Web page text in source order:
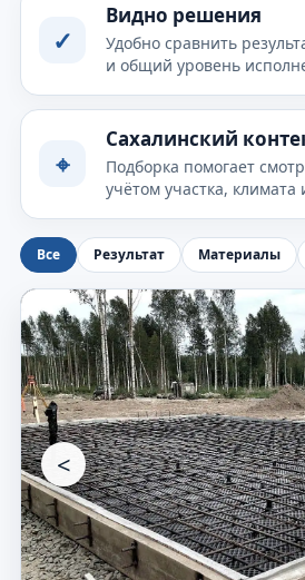
✓
Видно решения
Удобно сравнить
и общий уровень
⌖
Сахалинский
Подборка помогает
учётом участка, климата
Все Результат Материалы
<